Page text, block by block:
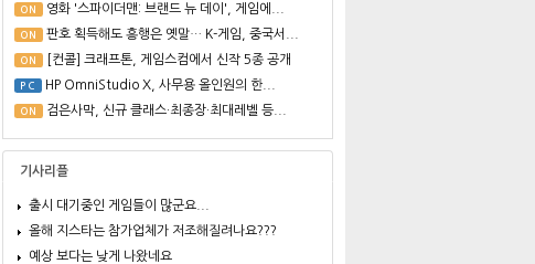
ON 영화 '스파이더맨: 브랜드 뉴 데이', 게임에...
ON 판호 획득해도 흥행은 옛말… K-게임, 중국서...
ON [컨콜] 크래프톤, 게임스컴에서 신작 5종 공개
PC HP OmniStudio X, 사무용 올인원의 한...
ON 검은사막, 신규 클래스·최종장·최대레벨 등...
기사리플
출시 대기중인 게임들이 많군요...
올해 지스타는 참가업체가 저조해질려나요???
예상 보다는 낮게 나왔네요